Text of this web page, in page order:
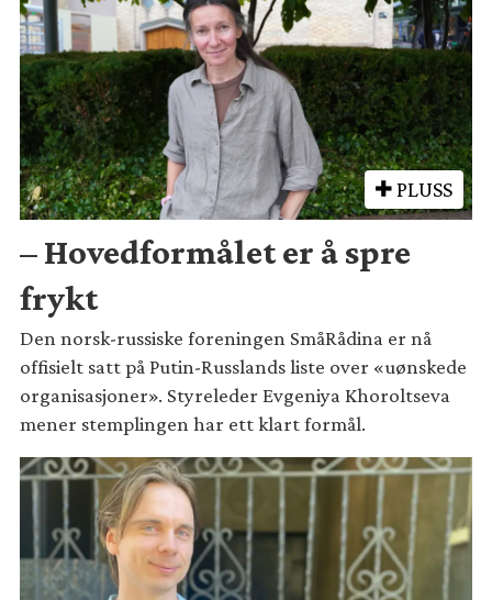
PLUSS
– Hovedformålet er å spre
frykt
Den norsk-russiske foreningen SmåRådina er nå
offisielt satt på Putin-Russlands liste over «uønskede
organisasjoner». Styreleder Evgeniya Khoroltseva
mener stemplingen har ett klart formål.